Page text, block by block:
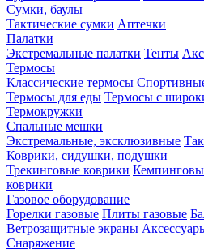
Сумки, баулы
Тактические сумки Аптечки
Палатки
Экстремальные палатки Тенты
Термосы
Классические термосы
Термосы для еды Термосы с
Термокружки
Спальные мешки
Экстремальные, эксклюзивные
Коврики, сидушки, подушки
Трекинговые коврики
коврики
Газовое оборудование
Горелки газовые Плиты газовые
Ветрозащитные экраны
Снаряжение